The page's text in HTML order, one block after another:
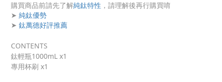
購買商品前請先了解純鈦特性 ，請理解後再行購買唷
➤ 純鈦優勢
➤ 鈦萬德好評推薦
CONTENTS
鈦輕瓶1000mL x1
專用杯刷 x1